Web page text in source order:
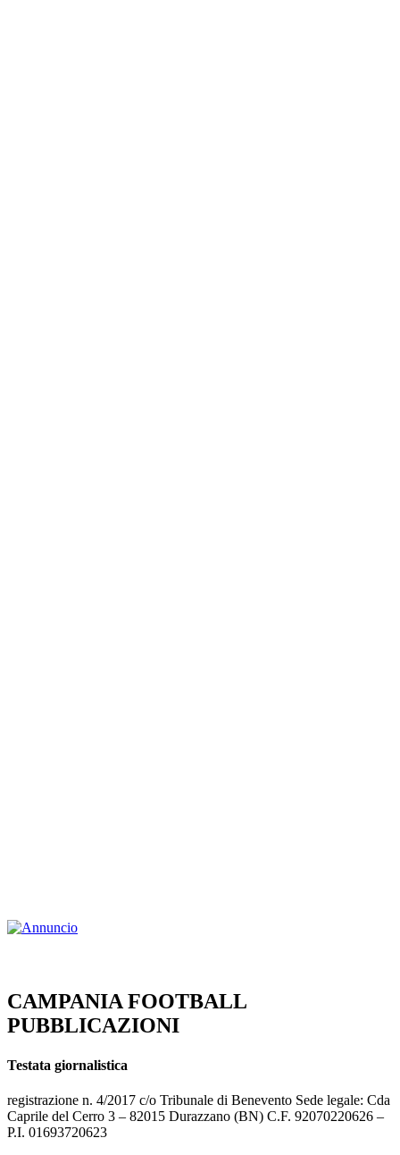
PUBBLICAZIONI
Testata giornalistica
registrazione n. 4/2017 c/o Tribunale di Benevento Sede legale: Cda
P.I. 01693720623